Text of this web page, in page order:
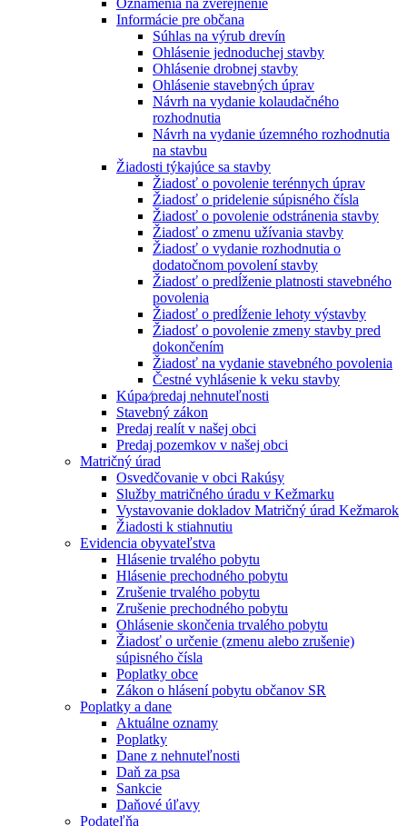
Oznámenia na zverejnenie
Informácie pre občana
Súhlas na výrub drevín
Ohlásenie jednoduchej stavby
Ohlásenie drobnej stavby
Ohlásenie stavebných úprav
Návrh na vydanie kolaudačného
rozhodnutia
Návrh na vydanie územného rozhodnutia
na stavbu
Žiadosti týkajúce sa stavby
Žiadosť o povolenie terénnych úprav
Žiadosť o pridelenie súpisného čísla
Žiadosť o povolenie odstránenia stavby
Žiadosť o zmenu užívania stavby
Žiadosť o vydanie rozhodnutia o
dodatočnom povolení stavby
Žiadosť o predĺženie platnosti stavebného
povolenia
Žiadosť o predĺženie lehoty výstavby
Žiadosť o povolenie zmeny stavby pred
dokončením
Žiadosť na vydanie stavebného povolenia
Čestné vyhlásenie k veku stavby
Kúpa⁄predaj nehnuteľnosti
Stavebný zákon
Predaj realít v našej obci
Predaj pozemkov v našej obci
Matričný úrad
Osvedčovanie v obci Rakúsy
Služby matričného úradu v Kežmarku
Vystavovanie dokladov Matričný úrad Kežmarok
Žiadosti k stiahnutiu
Evidencia obyvateľstva
Hlásenie trvalého pobytu
Hlásenie prechodného pobytu
Zrušenie trvalého pobytu
Zrušenie prechodného pobytu
Ohlásenie skončenia trvalého pobytu
Žiadosť o určenie (zmenu alebo zrušenie)
súpisného čísla
Poplatky obce
Zákon o hlásení pobytu občanov SR
Poplatky a dane
Aktuálne oznamy
Poplatky
Dane z nehnuteľnosti
Daň za psa
Sankcie
Daňové úľavy
Podateľňa